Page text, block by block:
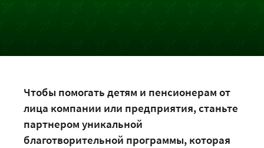
Чтобы помогать детям и пенсионерам от
лица компании или предприятия, станьте
партнером уникальной
благотворительной программы, которая